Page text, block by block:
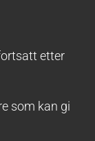
etter
som kan gi